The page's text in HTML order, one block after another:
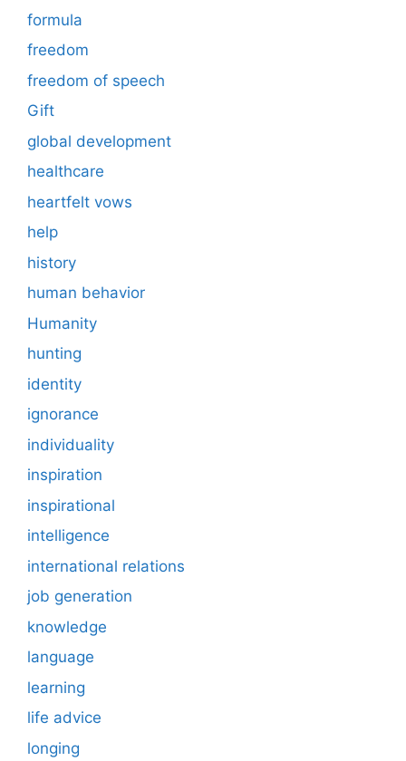
formula
freedom
freedom of speech
Gift
global development
healthcare
heartfelt vows
help
history
human behavior
Humanity
hunting
identity
ignorance
individuality
inspiration
inspirational
intelligence
international relations
job generation
knowledge
language
learning
life advice
longing